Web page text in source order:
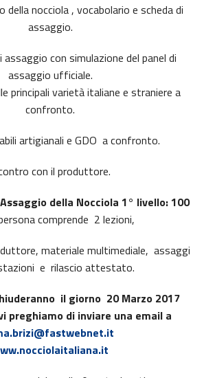
della nocciola , vocabolario e scheda di
assaggio.
con simulazione del panel di
assaggio ufficiale.
principali varietà italiane e straniere a
confronto.
artigianali e GDO a confronto.
con il produttore.
della Nocciola 1° livello: 100
comprende 2 lezioni,
materiale multimediale, assaggi
e rilascio attestato.
il giorno 20 Marzo 2017
preghiamo di inviare una email a